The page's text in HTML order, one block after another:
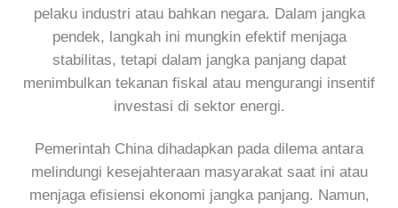
pelaku industri atau bahkan negara. Dalam jangka
pendek, langkah ini mungkin efektif menjaga
stabilitas, tetapi dalam jangka panjang dapat
menimbulkan tekanan fiskal atau mengurangi insentif
investasi di sektor energi.
Pemerintah China dihadapkan pada dilema antara
melindungi kesejahteraan masyarakat saat ini atau
menjaga efisiensi ekonomi jangka panjang. Namun,